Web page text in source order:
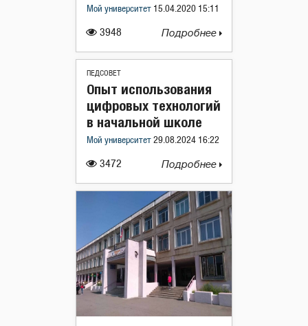
3948
Мой университет 15.04.2020 15:11
Подробнее
ПЕДСОВЕТ
3472
Опыт использования
цифровых технологий
в начальной школе
Мой университет 29.08.2024 16:22
Подробнее